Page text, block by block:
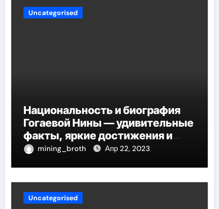
Uncategorised
Национальность и биография
Гогаевой Нины — удивительные
факты, яркие достижения и
потрясающий путь к успеху
mining_broth Апр 22, 2023
Uncategorised